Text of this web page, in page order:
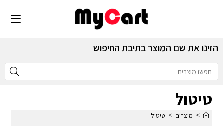
הזינו את שם המוצר בתיבת החיפוש
טיטול
> מוצרים > טיטול